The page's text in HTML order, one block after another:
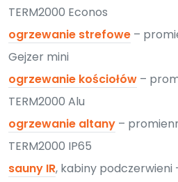
TERM2000 Econos
ogrzewanie strefowe –
Gejzer mini
ogrzewanie kościołów –
TERM2000 Alu
ogrzewanie altany –
TERM2000 IP65
sauny IR, kabiny podczerwieni